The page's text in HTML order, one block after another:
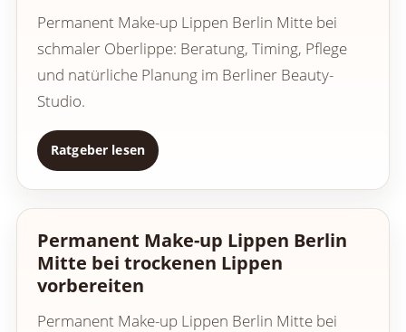
Permanent Make-up Lippen Berlin Mitte bei
schmaler Oberlippe: Beratung, Timing, Pflege
und natürliche Planung im Berliner Beauty-
Studio.
Ratgeber lesen
Permanent Make-up Lippen Berlin
Mitte bei trockenen Lippen
vorbereiten
Permanent Make-up Lippen Berlin Mitte bei